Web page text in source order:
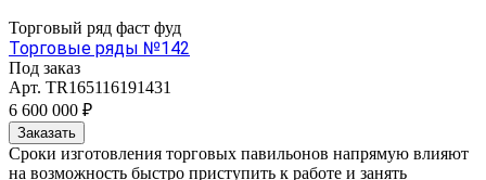
Торговый ряд фаст фуд
Торговые ряды №142
Под заказ
Арт. TR165116191431
6 600 000 ₽
Заказать
Сроки изготовления торговых павильонов напрямую влияют
на возможность быстро приступить к работе и занять